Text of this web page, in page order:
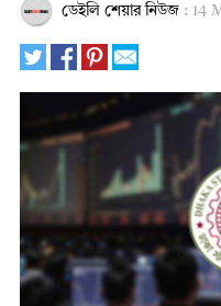
ডেইলি শেয়ার নিউজ: 14